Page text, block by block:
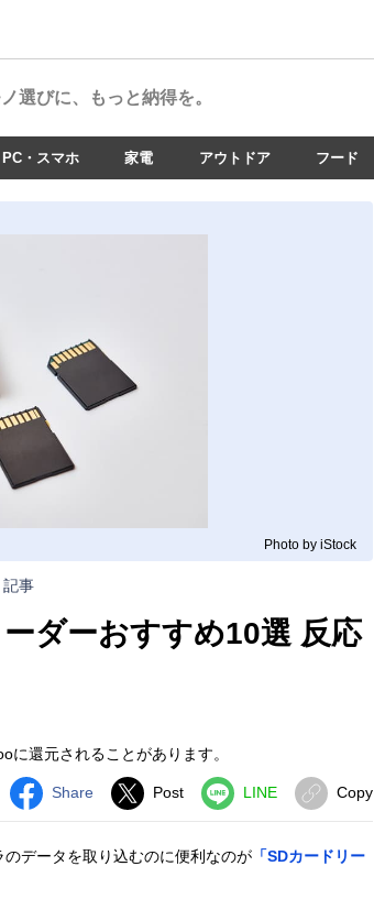
選びに、もっと納得を。
PC・スマホ 家電 アウトドア フード
Photo by iStock
記事
ダーおすすめ10選 反応
還元されることがあります。
Share Post LINE Copy
データを取り込むのに便利なのが「SDカードリー